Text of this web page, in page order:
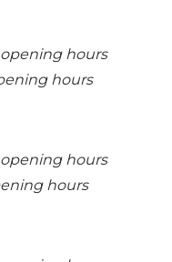
hours
hours
hours
hours